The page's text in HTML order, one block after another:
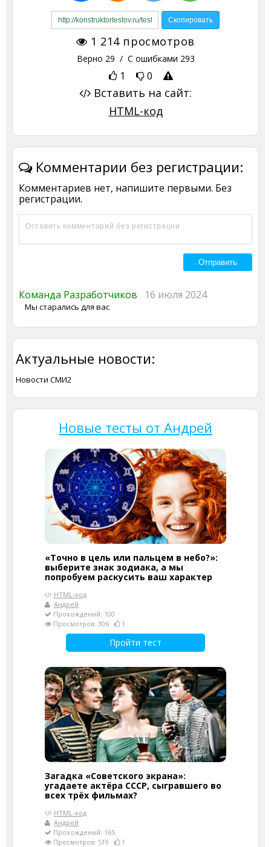
1 214просмотров
Верно 29 / С ошибками 293
1 0
Вставить на сайт:
HTML-код
Комментарии без регистрации:
Комментариев нет, напишите первыми. Без
регистрации.
Команда Разработчиков 16 июля 2024
Мы старались для вас
Актуальные новости:
Новости СМИ2
Новые тесты от Андрей
«Точно в цель или пальцем в небо?»:
выберите знак зодиака, а мы
попробуем раскусить ваш характер
HTML-код
Андрей
Прохождений: 100
Просмотров: 306
1
Пройти тест
Загадка «Советского экрана»:
угадаете актёра СССР, сыгравшего во
всех трёх фильмах?
HTML-код
Андрей
Прохождений: 165
Просмотров: 519
1